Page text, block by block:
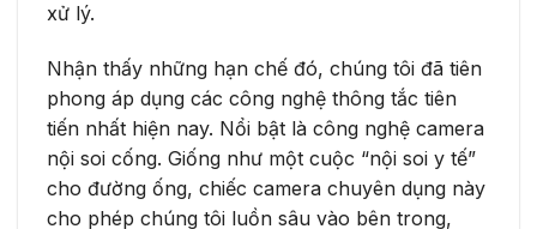
xử lý.
Nhận thấy những hạn chế đó, chúng tôi đã tiên
phong áp dụng các công nghệ thông tắc tiên
tiến nhất hiện nay. Nổi bật là công nghệ camera
nội soi cống. Giống như một cuộc “nội soi y tế”
cho đường ống, chiếc camera chuyên dụng này
cho phép chúng tôi luồn sâu vào bên trong,